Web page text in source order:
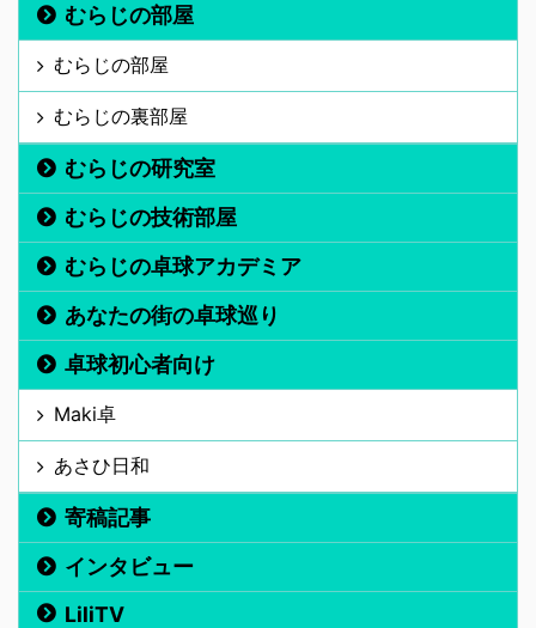
むらじの部屋
むらじの部屋
むらじの裏部屋
むらじの研究室
むらじの技術部屋
むらじの卓球アカデミア
あなたの街の卓球巡り
卓球初心者向け
Maki卓
あさひ日和
寄稿記事
インタビュー
LiliTV